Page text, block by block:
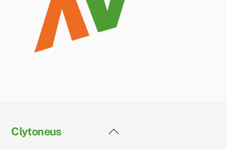
Back
Clytoneus